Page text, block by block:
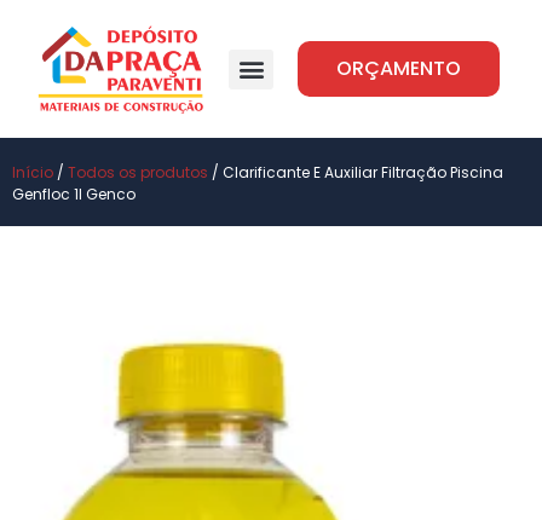
ORÇAMENTO
Início / Todos os produtos / Clarificante E Auxiliar Filtração Piscina
Genfloc 1l Genco